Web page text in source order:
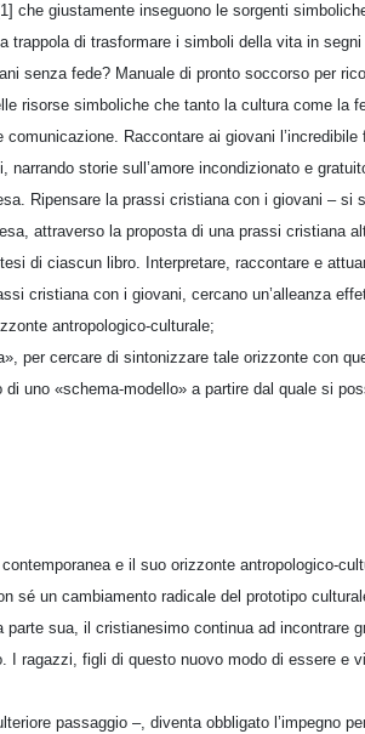
che giustamente inseguono le sorgenti
trappola di trasformare i simboli della vita in
senza fede? Manuale di pronto soccorso per
risorse simboliche che tanto la cultura come la
Raccontare ai giovani
narrando storie sull’amore incondizionato e
Ripensare la prassi cristiana con i giovani –
attraverso la proposta di una prassi cristiana
di ciascun libro. Interpretare, raccontare e
cristiana con i giovani, cercano un’alleanza
antropologico-culturale;
per cercare di sintonizzare tale orizzonte con
uno «schema-modello» a partire dal quale si
contemporanea e il suo orizzonte antropologico-
sé un cambiamento radicale del prototipo
parte sua, il cristianesimo continua ad incontrare
I ragazzi, figli di questo nuovo modo di essere e
passaggio –, diventa obbligato l’impegno